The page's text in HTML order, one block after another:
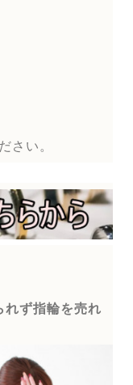
さい。
ず指輪を売れ